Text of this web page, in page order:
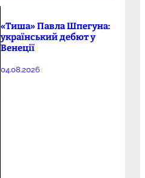
«Тиша» Павла Шпегуна:
український дебют у
Венеції
04.08.2026